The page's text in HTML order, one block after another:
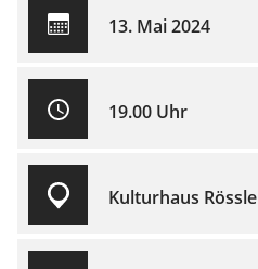
13. Mai 2024
19.00 Uhr
Kulturhaus Rössle